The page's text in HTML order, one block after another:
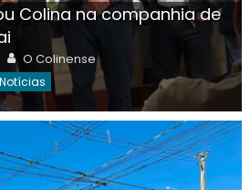
Colina na companhia de
Author
O Colinense